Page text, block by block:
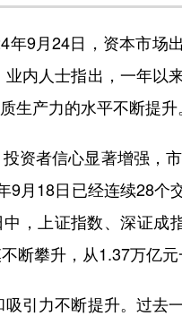
9月24日，资本市场
内人士指出，一年以
产力的水平不断提升。
者信心显著增强，
月18日已经连续28
，上证指数、深证成
攀升，从1.37万亿元
力不断提升。过去